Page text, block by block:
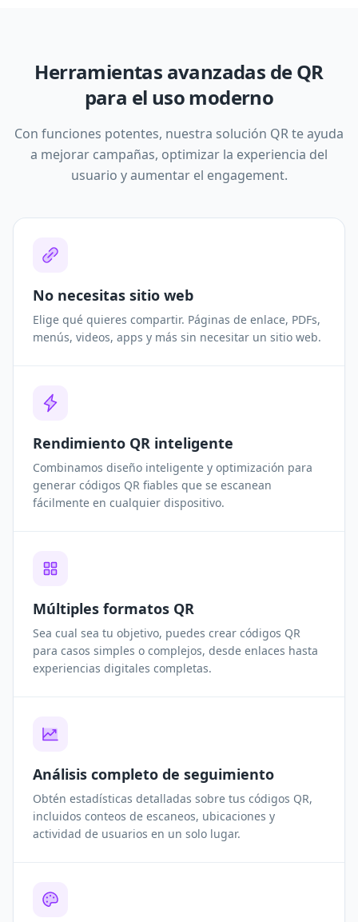
Herramientas avanzadas de QR
para el uso moderno
Con funciones potentes, nuestra solución QR te ayuda
a mejorar campañas, optimizar la experiencia del
usuario y aumentar el engagement.
No necesitas sitio web
Elige qué quieres compartir. Páginas de enlace, PDFs,
menús, videos, apps y más sin necesitar un sitio web.
Rendimiento QR inteligente
Combinamos diseño inteligente y optimización para
generar códigos QR fiables que se escanean
fácilmente en cualquier dispositivo.
Múltiples formatos QR
Sea cual sea tu objetivo, puedes crear códigos QR
para casos simples o complejos, desde enlaces hasta
experiencias digitales completas.
Análisis completo de seguimiento
Obtén estadísticas detalladas sobre tus códigos QR,
incluidos conteos de escaneos, ubicaciones y
actividad de usuarios en un solo lugar.